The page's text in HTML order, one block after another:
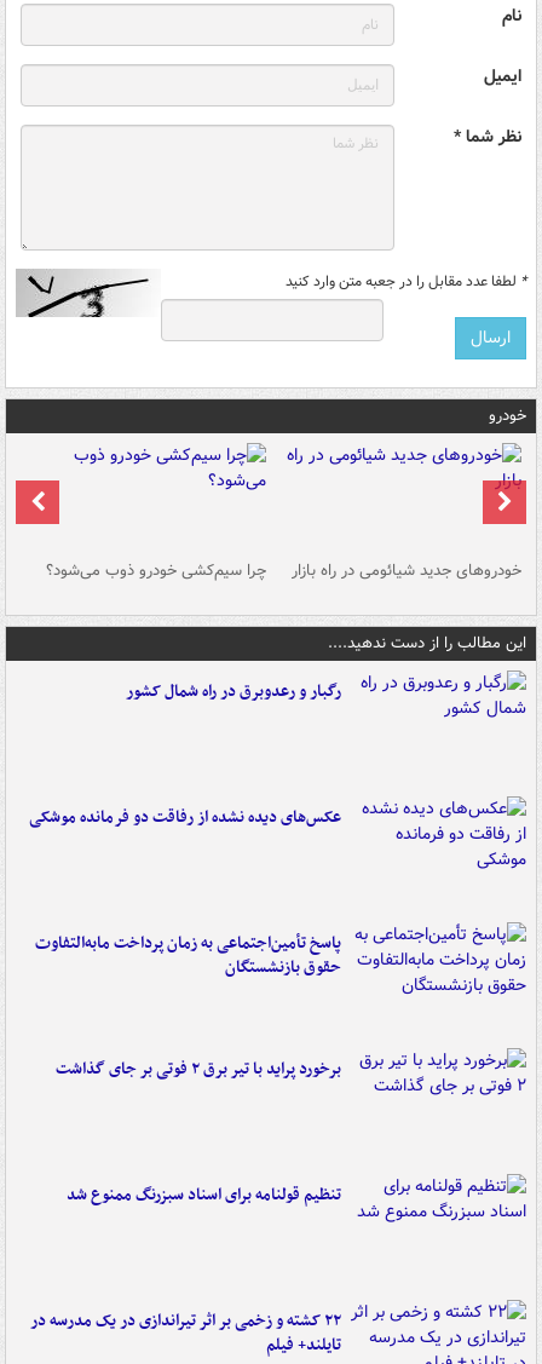
نام
ایمیل
نظر شما *
* لطفا عدد مقابل را در جعبه متن وارد کنید
خودرو
خودروهای جدید شیائومی در راه بازار چرا سیم‌کشی خودرو ذوب می‌شود؟
این مطالب را از دست ندهید....
رگبار و رعدوبرق در راه شمال کشور
عکس‌های دیده نشده از رفاقت دو فرمانده‌ موشکی
پاسخ تأمین‌اجتماعی به زمان پرداخت مابه‌التفاوت
حقوق بازنشستگان
برخورد پراید با تیر برق ۲ فوتی بر جای گذاشت
تنظیم قولنامه برای اسناد سبزرنگ ممنوع شد
۲۲ کشته و زخمی بر اثر تیراندازی در یک مدرسه در
تایلند+ فیلم